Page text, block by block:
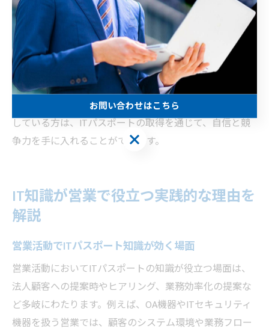
た声も多く聞かれます。
また、ITパスポートは未経験からでも比較的取り組みや
すい資格であり、学習の過程で営業活動に必要なIT基礎
力が自然と身につきます。会社の支援制度を活用しなが
ら資格取得を目指すことで、知識と実践力の両方を同時
に高めることができるでしょう。営業職への転職を検討
している方は、ITパスポートの取得を通じて、自信と競
争力を手に入れることができます。
IT知識が営業で役立つ実践的な理由を
解説
営業活動でITパスポート知識が効く場面
営業活動においてITパスポートの知識が役立つ場面は、
法人顧客への提案時やヒアリング、業務効率化の提案な
ど多岐にわたります。例えば、OA機器やITセキュリティ
機器を扱う営業では、顧客のシステム環境や業務フロー
お問い合わせはこちら
お問い合わせはこちら